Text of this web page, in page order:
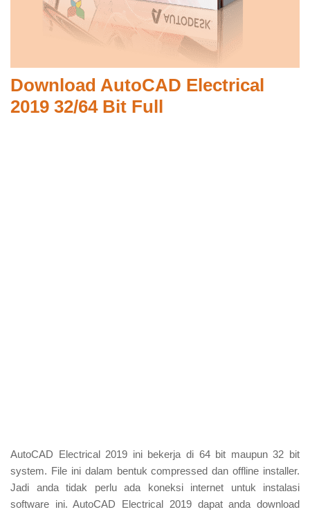
Download AutoCAD Electrical
2019 32/64 Bit Full
AutoCAD Electrical 2019 ini bekerja di 64 bit maupun 32 bit
system. File ini dalam bentuk compressed dan offline installer.
Jadi anda tidak perlu ada koneksi internet untuk instalasi
software ini. AutoCAD Electrical 2019 dapat anda download